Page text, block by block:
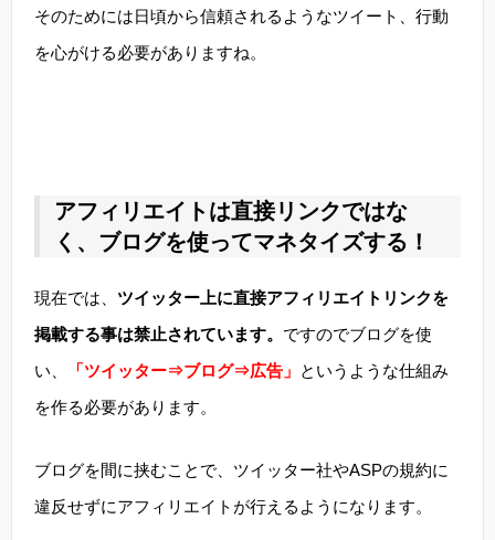
そのためには日頃から信頼されるようなツイート、行動
を心がける必要がありますね。
アフィリエイトは直接リンクではな
く、ブログを使ってマネタイズする！
現在では、 ツイッター上に直接アフィリエイトリンクを
掲載する事は禁止されています。 ですのでブログを使
い、
「ツイッター⇒ブログ⇒広告」 というような仕組み
を作る必要があります。
ブログを間に挟むことで、ツイッター社やASPの規約に
違反せずにアフィリエイトが行えるようになります。